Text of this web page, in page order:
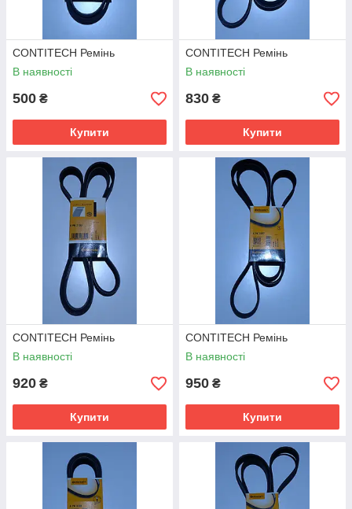
CONTITECH Ремінь
В наявності
500 ₴
Купити
CONTITECH Ремінь
В наявності
830 ₴
Купити
CONTITECH Ремінь
В наявності
920 ₴
Купити
CONTITECH Ремінь
В наявності
950 ₴
Купити